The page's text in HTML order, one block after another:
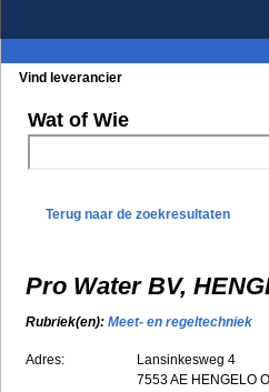
Vind leverancier
Wat of Wie
Terug naar de zoekresultaten
Pro Water BV,
Rubriek(en): Meet- en regeltechniek
Adres:
Lansinkesweg 4
7553 AE HENGELO